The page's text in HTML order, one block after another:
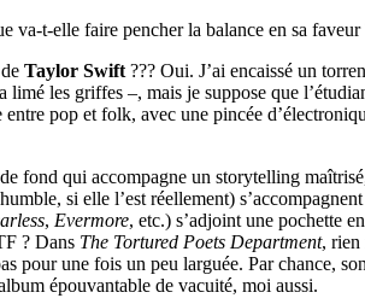
va-t-elle faire pencher la balance en sa faveur
Taylor Swift ??? Oui. J’ai encaissé un
limé les griffes –, mais je suppose que
pop et folk, avec une pincée
fond qui accompagne un storytelling
si elle l’est réellement)
, Evermore, etc.) s’adjoint une pochette
? Dans The Tortured Poets Department, rien
pour une fois un peu larguée. Par chance,
épouvantable de vacuité, moi aussi.